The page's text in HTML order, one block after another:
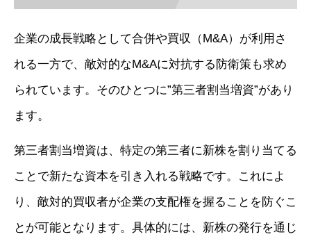
企業の成長戦略として合併や買収（M&A）が利用さ
れる一方で、敵対的なM&Aに対抗する防衛策も求め
られています。そのひとつに”第三者割当増資”があり
ます。
第三者割当増資は、特定の第三者に新株を割り当てる
ことで新たな資本を引き入れる戦略です。これによ
り、敵対的買収者が企業の支配権を握ることを防ぐこ
とが可能となります。具体的には、新株の発行を通じ